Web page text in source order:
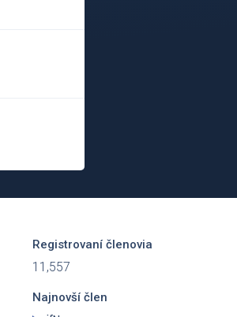
Registrovaní členovia
11,557
Najnovší člen